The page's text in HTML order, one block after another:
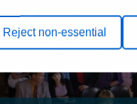
Reject non-essential